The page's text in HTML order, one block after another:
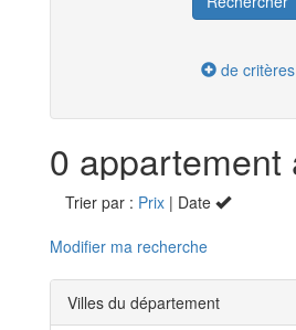
de critères
Trier par : Prix | Date
Modifier ma recherche
Villes du département